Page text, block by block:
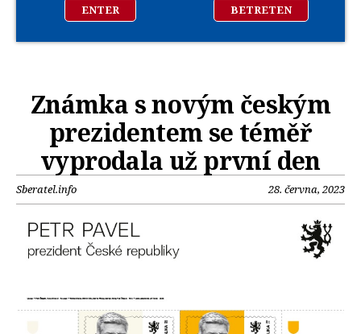
ENTER BETRETEN
Známka s novým českým
prezidentem se téměř
vyprodala už první den
Sberatel.info 28. června, 2023